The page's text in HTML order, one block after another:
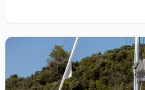
View details for DUFOUR